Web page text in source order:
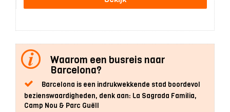
Waarom een busreis naar
Barcelona?
Barcelona is een indrukwekkende stad boordevol
bezienswaardigheden, denk aan: La Sagrada Familia,
Camp Nou & Parc Guëll